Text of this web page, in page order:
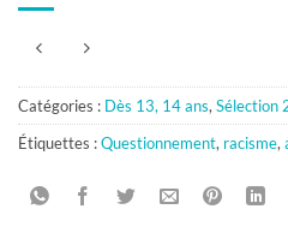
Catégories : Dès 13, 14 ans,Sélection
Étiquettes :Questionnement, racisme,